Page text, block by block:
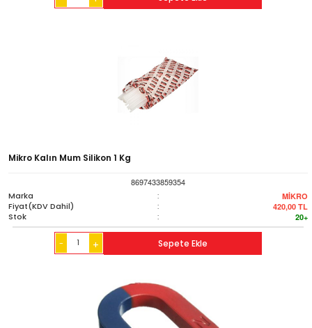
Mikro Kalın Mum Silikon 1 Kg
8697433859354
Marka
: MİKRO
Fiyat(KDV Dahil) : 420,00 TL
Stok : 20+
- + Sepete Ekle